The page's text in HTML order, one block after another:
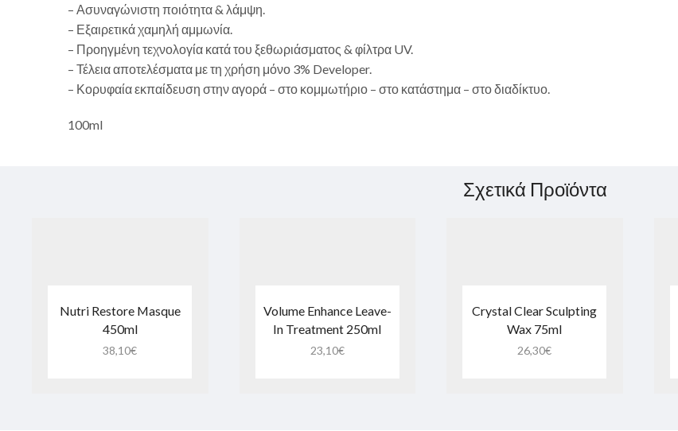
– Ασυναγώνιστη ποιότητα & λάμψη.
– Εξαιρετικά χαμηλή αμμωνία.
– Προηγμένη τεχνολογία κατά του ξεθωριάσματος & φίλτρα UV.
– Τέλεια αποτελέσματα με τη χρήση μόνο 3% Developer.
– Κορυφαία εκπαίδευση στην αγορά – στο κομμωτήριο – στο κατάστημα – στο διαδίκτυο.
100ml
Σχετικά Προϊόντα
Nutri Restore Masque
450ml
38,10€
Volume Enhance Leave-
In Treatment 250ml
23,10€
Crystal Clear Sculpting
Wax 75ml
26,30€